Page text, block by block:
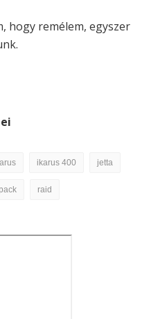
hogy remélem, egyszer
ikarus 400 jetta
raid